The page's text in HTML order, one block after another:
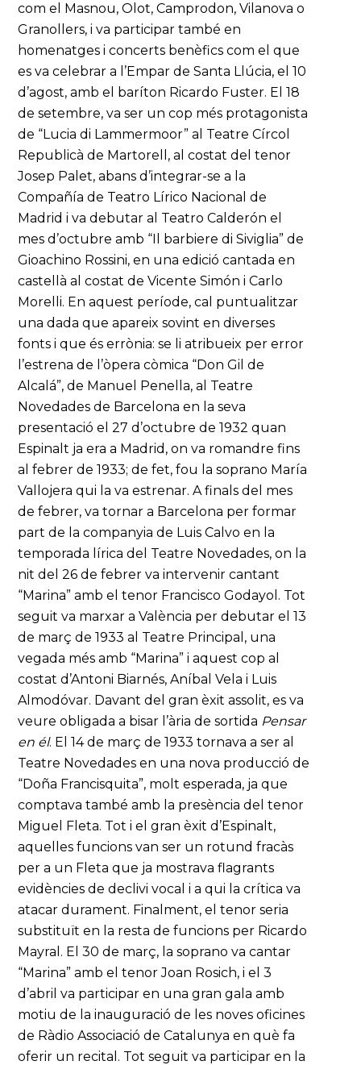
com el Masnou, Olot, Camprodon, Vilanova o
Granollers, i va participar també en
homenatges i concerts benèfics com el que
es va celebrar a l’Empar de Santa Llúcia, el 10
d’agost, amb el baríton Ricardo Fuster. El 18
de setembre, va ser un cop més protagonista
de “Lucia di Lammermoor” al Teatre Círcol
Republicà de Martorell, al costat del tenor
Josep Palet, abans d’integrar-se a la
Compañía de Teatro Lírico Nacional de
Madrid i va debutar al Teatro Calderón el
mes d’octubre amb “Il barbiere di Siviglia” de
Gioachino Rossini, en una edició cantada en
castellà al costat de Vicente Simón i Carlo
Morelli. En aquest període, cal puntualitzar
una dada que apareix sovint en diverses
fonts i que és errònia: se li atribueix per error
l’estrena de l’òpera còmica “Don Gil de
Alcalá”, de Manuel Penella, al Teatre
Novedades de Barcelona en la seva
presentació el 27 d’octubre de 1932 quan
Espinalt ja era a Madrid, on va romandre fins
al febrer de 1933; de fet, fou la soprano María
Vallojera qui la va estrenar. A finals del mes
de febrer, va tornar a Barcelona per formar
part de la companyia de Luis Calvo en la
temporada lírica del Teatre Novedades, on la
nit del 26 de febrer va intervenir cantant
“Marina” amb el tenor Francisco Godayol. Tot
seguit va marxar a València per debutar el 13
de març de 1933 al Teatre Principal, una
vegada més amb “Marina” i aquest cop al
costat d’Antoni Biarnés, Aníbal Vela i Luis
Almodóvar. Davant del gran èxit assolit, es va
veure obligada a bisar l’ària de sortida Pensar
en él. El 14 de març de 1933 tornava a ser al
Teatre Novedades en una nova producció de
“Doña Francisquita”, molt esperada, ja que
comptava també amb la presència del tenor
Miguel Fleta. Tot i el gran èxit d’Espinalt,
aquelles funcions van ser un rotund fracàs
per a un Fleta que ja mostrava flagrants
evidències de declivi vocal i a qui la crítica va
atacar durament. Finalment, el tenor seria
substituït en la resta de funcions per Ricardo
Mayral. El 30 de març, la soprano va cantar
“Marina” amb el tenor Joan Rosich, i el 3
d’abril va participar en una gran gala amb
motiu de la inauguració de les noves oficines
de Ràdio Associació de Catalunya en què fa
oferir un recital. Tot seguit va participar en la